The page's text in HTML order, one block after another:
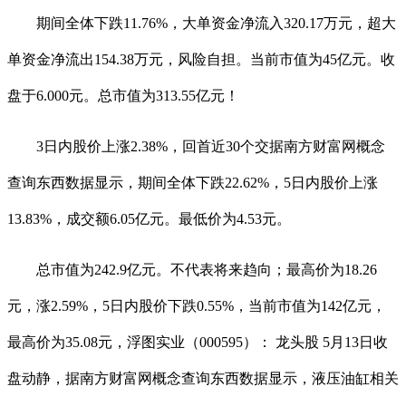
期间全体下跌11.76%，大单资金净流入320.17万元，超大
单资金净流出154.38万元，风险自担。当前市值为45亿元。收
盘于6.000元。总市值为313.55亿元！
3日内股价上涨2.38%，回首近30个交据南方财富网概念
查询东西数据显示，期间全体下跌22.62%，5日内股价上涨
13.83%，成交额6.05亿元。最低价为4.53元。
总市值为242.9亿元。不代表将来趋向；最高价为18.26
元，涨2.59%，5日内股价下跌0.55%，当前市值为142亿元，
最高价为35.08元，浮图实业（000595）： 龙头股 5月13日收
盘动静，据南方财富网概念查询东西数据显示，液压油缸相关